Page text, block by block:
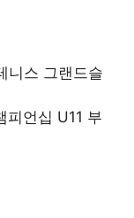
니스 그랜드슬
피언십 U11 부